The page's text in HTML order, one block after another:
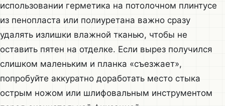
использовании герметика на потолочном плинтусе
из пенопласта или полиуретана важно сразу
удалять излишки влажной тканью, чтобы не
оставить пятен на отделке. Если вырез получился
слишком маленьким и планка «съезжает»,
попробуйте аккуратно доработать место стыка
острым ножом или шлифовальным инструментом